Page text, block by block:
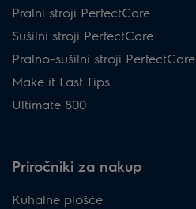
Pralni stroji PerfectCare
Sušilni stroji PerfectCare
Pralno-sušilni stroji PerfectCare
Make it Last Tips
Ultimate 800
Priročniki za nakup
Kuhalne plošče